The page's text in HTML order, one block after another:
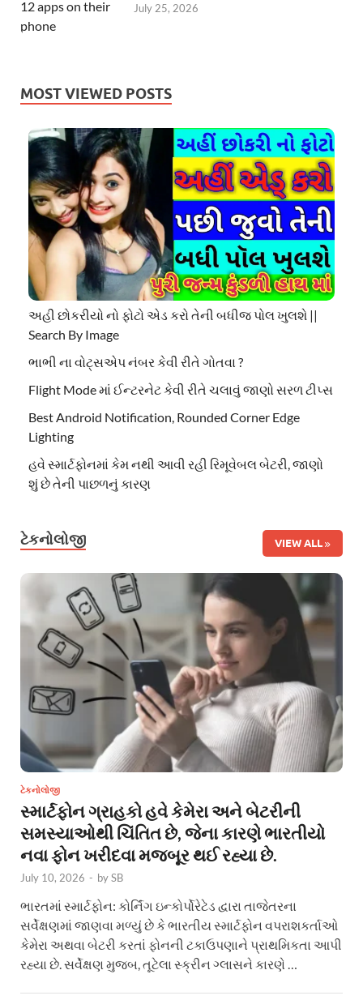
July 25, 2026
MOST VIEWED POSTS
અહી છોકરીયો નો ફોટો એડ કરો તેની બધીજ પોલ ખુલશે ||
Search By Image
ભાભી ના વોટ્સએપ નંબર કેવી રીતે ગોતવા ?
Flight Mode માં ઈન્ટરનેટ કેવી રીતે ચલાવું જાણો સરળ ટીપ્સ
Best Android Notification, Rounded Corner Edge
Lighting
હવે સ્માર્ટફોનમાં કેમ નથી આવી રહી રિમૂવેબલ બેટરી, જાણો
શું છે તેની પાછળનું કારણ
ટેકનોલોજી VIEW ALL
ટેકનોલોજી
સ્માર્ટફોન ગ્રાહકો હવે કેમેરા અને બેટરીની
સમસ્યાઓથી ચિંતિત છે, જેના કારણે ભારતીયો
નવા ફોન ખરીદવા મજબૂર થઈ રહ્યા છે.
July 10, 2026 - bySB
ભારતમાં સ્માર્ટફોન: કોર્નિંગ ઇન્કોર્પોરેટેડ દ્વારા તાજેતરના
સર્વેક્ષણમાં જાણવા મળ્યું છે કે ભારતીય સ્માર્ટફોન વપરાશકર્તાઓ
કેમેરા અથવા બેટરી કરતાં ફોનની ટકાઉપણાને પ્રાથમિકતા આપી
રહ્યા છે. સર્વેક્ષણ મુજબ, તૂટેલા સ્ક્રીન ગ્લાસને કારણે …